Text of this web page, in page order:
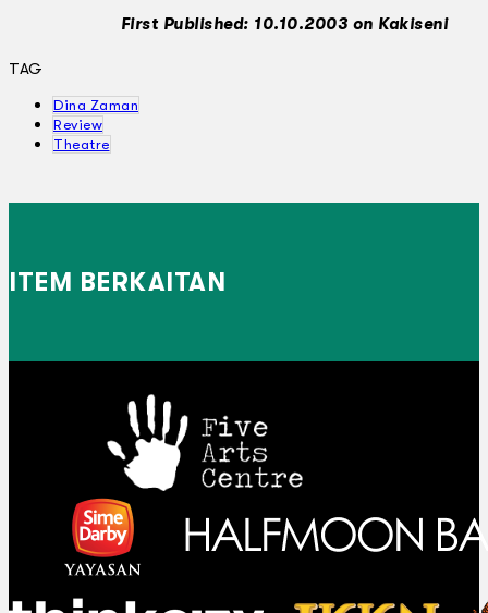
First Published: 10.10.2003 on Kakiseni
TAG
Dina Zaman
Review
Theatre
ITEM BERKAITAN